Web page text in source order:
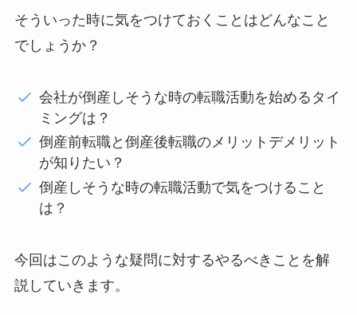
そういった時に気をつけておくことはどんなこと
でしょうか？
会社が倒産しそうな時の転職活動を始めるタイ
ミングは？
倒産前転職と倒産後転職のメリットデメリット
が知りたい？
倒産しそうな時の転職活動で気をつけること
は？
今回はこのような疑問に対するやるべきことを解
説していきます。